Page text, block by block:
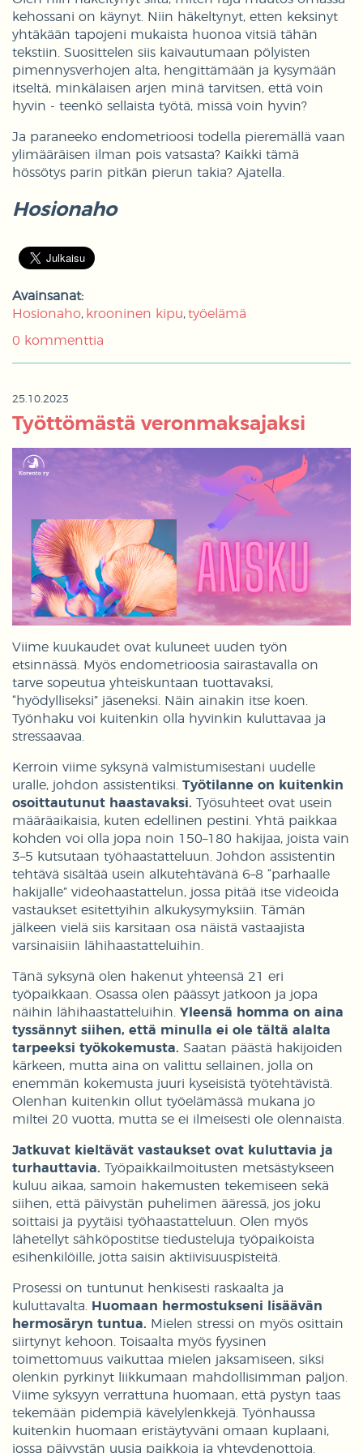
kehossani on käynyt. Niin häkeltynyt, etten keksinyt
yhtäkään tapojeni mukaista huonoa vitsiä tähän
tekstiin. Suosittelen siis kaivautumaan pölyisten
pimennysverhojen alta, hengittämään ja kysymään
itseltä, minkälaisen arjen minä tarvitsen, että voin
hyvin - teenkö sellaista työtä, missä voin hyvin?
Ja paraneeko endometrioosi todella pieremällä vaan
ylimääräisen ilman pois vatsasta? Kaikki tämä
hössötys parin pitkän pierun takia? Ajatella.
Hosionaho
Avainsanat:
Hosionaho krooninen kipu työelämä
0 kommenttia
25.10.2023
Työttömästä veronmaksajaksi
Viime kuukaudet ovat kuluneet uuden työn
etsinnässä. Myös endometrioosia sairastavalla on
tarve sopeutua yhteiskuntaan tuottavaksi,
“hyödylliseksi” jäseneksi. Näin ainakin itse koen.
Työnhaku voi kuitenkin olla hyvinkin kuluttavaa ja
stressaavaa.
Kerroin viime syksynä valmistumisestani uudelle
uralle, johdon assistentiksi. Työtilanne on kuitenkin
osoittautunut haastavaksi. Työsuhteet ovat usein
määräaikaisia, kuten edellinen pestini. Yhtä paikkaa
kohden voi olla jopa noin 150–180 hakijaa, joista vain
3–5 kutsutaan työhaastatteluun. Johdon assistentin
tehtävä sisältää usein alkutehtävänä 6–8 “parhaalle
hakijalle” videohaastattelun, jossa pitää itse videoida
vastaukset esitettyihin alkukysymyksiin. Tämän
jälkeen vielä siis karsitaan osa näistä vastaajista
varsinaisiin lähihaastatteluihin.
Tänä syksynä olen hakenut yhteensä 21 eri
työpaikkaan. Osassa olen päässyt jatkoon ja jopa
näihin lähihaastatteluihin. Yleensä homma on aina
tyssännyt siihen, että minulla ei ole tältä alalta
tarpeeksi työkokemusta. Saatan päästä hakijoiden
kärkeen, mutta aina on valittu sellainen, jolla on
enemmän kokemusta juuri kyseisistä työtehtävistä.
Olenhan kuitenkin ollut työelämässä mukana jo
miltei 20 vuotta, mutta se ei ilmeisesti ole olennaista.
Jatkuvat kieltävät vastaukset ovat kuluttavia ja
turhauttavia. Työpaikkailmoitusten metsästykseen
kuluu aikaa, samoin hakemusten tekemiseen sekä
siihen, että päivystän puhelimen ääressä, jos joku
soittaisi ja pyytäisi työhaastatteluun. Olen myös
lähetellyt sähköpostitse tiedusteluja työpaikoista
esihenkilöille, jotta saisin aktiivisuuspisteitä.
Prosessi on tuntunut henkisesti raskaalta ja
kuluttavalta.
Huomaan hermostukseni lisäävän
hermosäryn tuntua. Mielen stressi on myös osittain
siirtynyt kehoon. Toisaalta myös fyysinen
toimettomuus vaikuttaa mielen jaksamiseen, siksi
olenkin pyrkinyt liikkumaan mahdollisimman paljon.
Viime syksyyn verrattuna huomaan, että pystyn taas
tekemään pidempiä kävelylenkkejä. Työnhaussa
kuitenkin huomaan eristäytyväni omaan kuplaani,
jossa päivystän uusia paikkoja ja yhteydenottoja.